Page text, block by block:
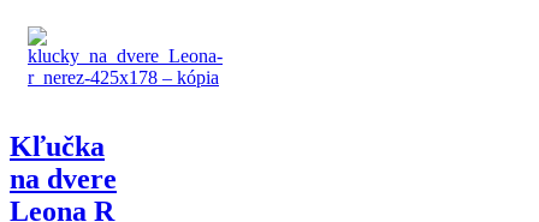
Kľučka
na dvere
Leona R